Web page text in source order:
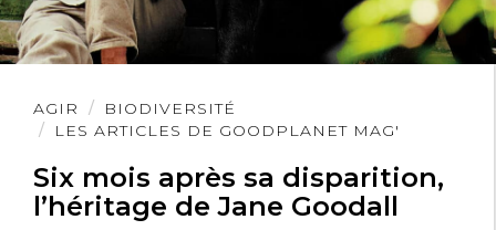
J’adore votre émission le dimanche
AGIR
BIODIVERSITÉ
LES ARTICLES DE GOODPLANET MAG'
Six mois après sa disparition,
l’héritage de Jane Goodall
Lire
l'article